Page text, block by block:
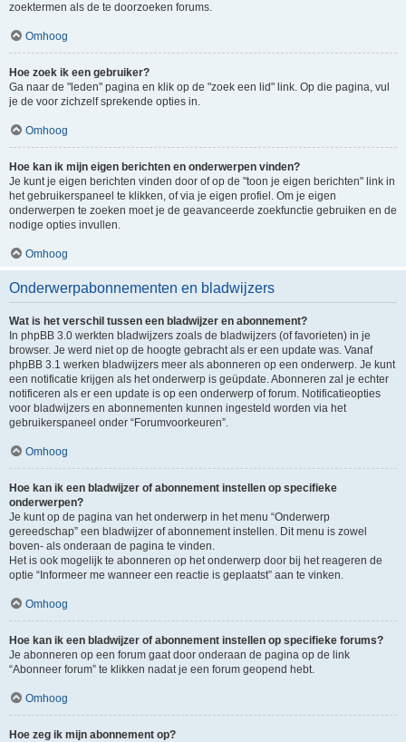
zoektermen als de te doorzoeken forums.
Omhoog
Hoe zoek ik een gebruiker?
Ga naar de "leden" pagina en klik op de "zoek een lid" link. Op die pagina, vul
je de voor zichzelf sprekende opties in.
Omhoog
Hoe kan ik mijn eigen berichten en onderwerpen vinden?
Je kunt je eigen berichten vinden door of op de "toon je eigen berichten" link in
het gebruikerspaneel te klikken, of via je eigen profiel. Om je eigen
onderwerpen te zoeken moet je de geavanceerde zoekfunctie gebruiken en de
nodige opties invullen.
Omhoog
Onderwerpabonnementen en bladwijzers
Wat is het verschil tussen een bladwijzer en abonnement?
In phpBB 3.0 werkten bladwijzers zoals de bladwijzers (of favorieten) in je
browser. Je werd niet op de hoogte gebracht als er een update was. Vanaf
phpBB 3.1 werken bladwijzers meer als abonneren op een onderwerp. Je kunt
een notificatie krijgen als het onderwerp is geüpdate. Abonneren zal je echter
notificeren als er een update is op een onderwerp of forum. Notificatieopties
voor bladwijzers en abonnementen kunnen ingesteld worden via het
gebruikerspaneel onder “Forumvoorkeuren”.
Omhoog
Hoe kan ik een bladwijzer of abonnement instellen op specifieke
onderwerpen?
Je kunt op de pagina van het onderwerp in het menu “Onderwerp
gereedschap” een bladwijzer of abonnement instellen. Dit menu is zowel
boven- als onderaan de pagina te vinden.
Het is ook mogelijk te abonneren op het onderwerp door bij het reageren de
optie “Informeer me wanneer een reactie is geplaatst” aan te vinken.
Omhoog
Hoe kan ik een bladwijzer of abonnement instellen op specifieke forums?
Je abonneren op een forum gaat door onderaan de pagina op de link
“Abonneer forum” te klikken nadat je een forum geopend hebt.
Omhoog
Hoe zeg ik mijn abonnement op?